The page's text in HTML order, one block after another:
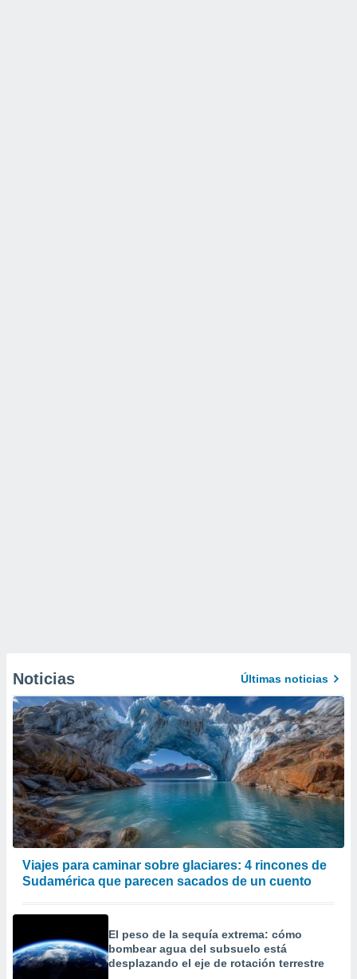
Noticias Últimas noticias
Viajes para caminar sobre glaciares: 4 rincones de
Sudamérica que parecen sacados de un cuento
El peso de la sequía extrema: cómo
bombear agua del subsuelo está
desplazando el eje de rotación terrestre